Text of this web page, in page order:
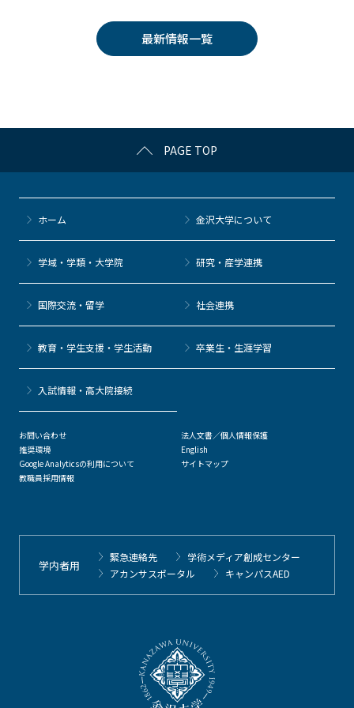
k
erk
et
n
a
最新情報一覧
PAGE TOP
ホーム 金沢大学について
学域・学類・大学院 研究・産学連携
国際交流・留学 社会連携
教育・学生支援・学生活動 卒業生・生涯学習
⼊試情報・高大院接続
お問い合わせ
推奨環境
Google Analyticsの利用について
教職員採用情報
法人文書／個人情報保護
English
サイトマップ
学内者用
緊急連絡先
学術メディア創成センター
アカンサスポータル
キャンパスAED